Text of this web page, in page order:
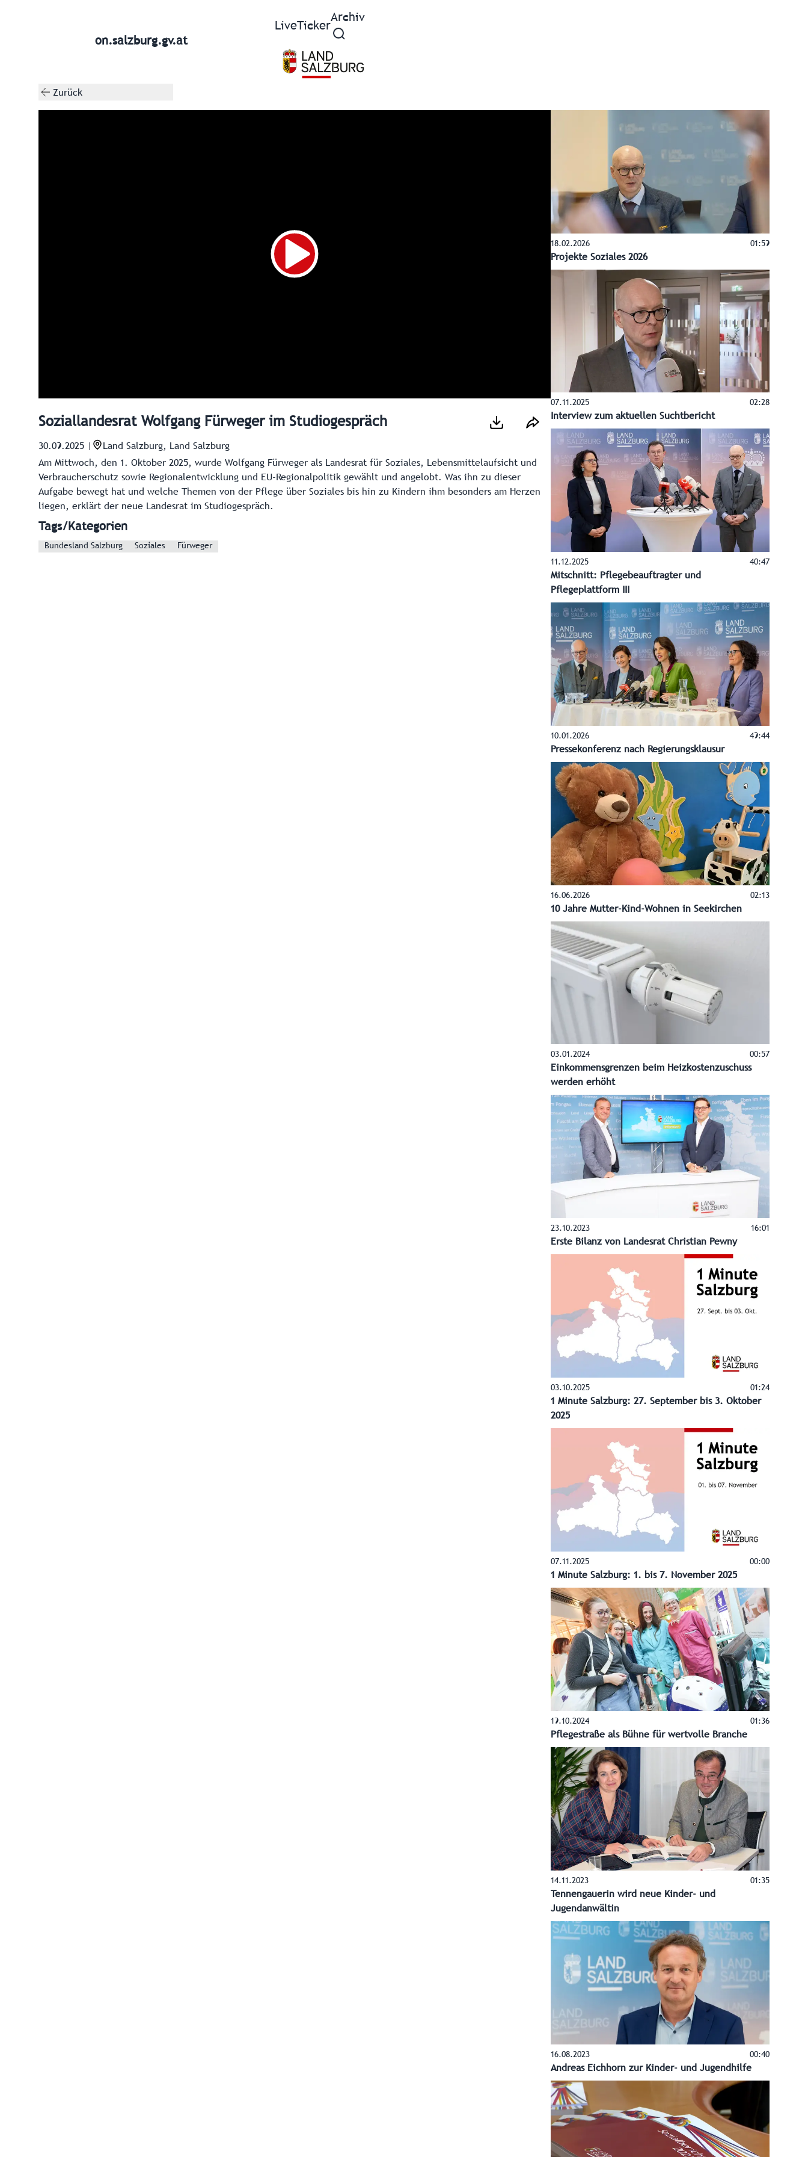
on.salzburg.gv.at
LiveTicker
Archiv
Zurück
Soziallandesrat Wolfgang Fürweger im Studiogespräch
30.09.2025
Land Salzburg, Land Salzburg
Am Mittwoch, den 1. Oktober 2025, wurde Wolfgang Fürweger als Landesrat für Soziales, Lebensmittelaufsicht und
Verbraucherschutz sowie Regionalentwicklung und EU-Regionalpolitik gewählt und angelobt. Was ihn zu dieser
Aufgabe bewegt hat und welche Themen von der Pflege über Soziales bis hin zu Kindern ihm besonders am Herzen
liegen, erklärt der neue Landesrat im Studiogespräch.
Tags/Kategorien
Bundesland Salzburg Soziales Fürweger
18.02.2026 01:59
Projekte Soziales 2026
07.11.2025 02:28
Interview zum aktuellen Suchtbericht
11.12.2025 40:47
Mitschnitt: Pflegebeauftragter und
Pflegeplattform III
10.01.2026 49:44
Pressekonferenz nach Regierungsklausur
16.06.2026 02:13
10 Jahre Mutter-Kind-Wohnen in Seekirchen
03.01.2024 00:57
Einkommensgrenzen beim Heizkostenzuschuss
werden erhöht
23.10.2023 16:01
Erste Bilanz von Landesrat Christian Pewny
03.10.2025 01:24
1 Minute Salzburg: 27. September bis 3. Oktober
2025
07.11.2025 00:00
1 Minute Salzburg: 1. bis 7. November 2025
19.10.2024 01:36
Pflegestraße als Bühne für wertvolle Branche
14.11.2023 01:35
Tennengauerin wird neue Kinder- und
Jugendanwältin
16.08.2023 00:40
Andreas Eichhorn zur Kinder- und Jugendhilfe